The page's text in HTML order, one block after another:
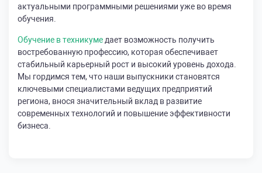
актуальными программными решениями уже во время
обучения.
Обучение в техникуме дает возможность получить
востребованную профессию, которая обеспечивает
стабильный карьерный рост и высокий уровень дохода.
Мы гордимся тем, что наши выпускники становятся
ключевыми специалистами ведущих предприятий
региона, внося значительный вклад в развитие
современных технологий и повышение эффективности
бизнеса.